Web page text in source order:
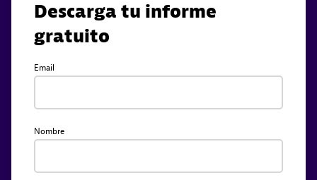
Descarga tu informe
gratuito
Email
Nombre